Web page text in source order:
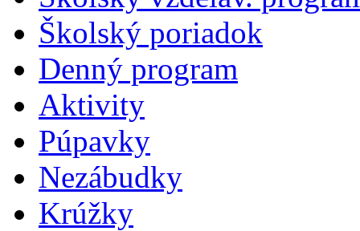
Školský poriadok
Denný program
Aktivity
Púpavky
Nezábudky
Krúžky